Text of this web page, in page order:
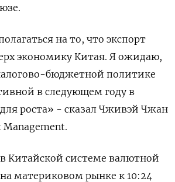
на то, что экспорт
экономику Китая. Я ожидаю,
бюджетной политике
в следующем году в
роста» - сказал Чживэй Чжан
Management.
Китайской системе валютной
на материковом рынке к 10:24